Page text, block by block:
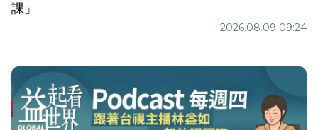
課」
2026.08.09 09:24